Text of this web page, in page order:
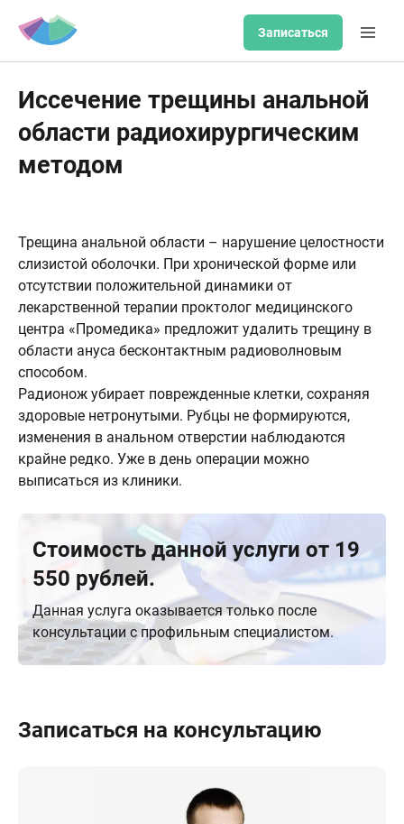
Записаться
Иссечение трещины анальной
области радиохирургическим
методом
Трещина анальной области – нарушение целостности
слизистой оболочки. При хронической форме или
отсутствии положительной динамики от
лекарственной терапии проктолог медицинского
центра «Промедика» предложит удалить трещину в
области ануса бесконтактным радиоволновым
способом.
Радионож убирает поврежденные клетки, сохраняя
здоровые нетронутыми. Рубцы не формируются,
изменения в анальном отверстии наблюдаются
крайне редко. Уже в день операции можно
выписаться из клиники.
Стоимость данной услуги от 19
550 рублей.
Данная услуга оказывается только после
консультации с профильным специалистом.
Записаться на консультацию